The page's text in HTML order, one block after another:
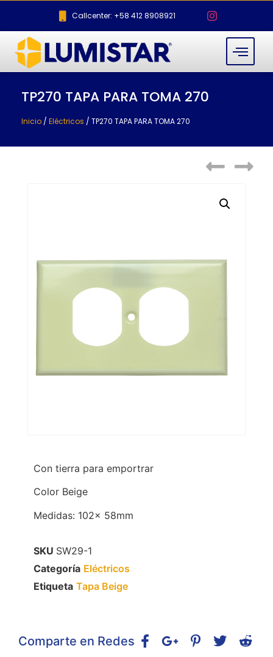
Callcenter: +58 412 8908921
TP270 TAPA PARA TOMA 270
Inicio / Eléctricos / TP270 TAPA PARA TOMA 270
Con tierra para emportrar
Color Beige
Medidas: 102x 58mm
SKU SW29-1
Categoría Eléctricos
Etiqueta Tapa Beige
Comparte en Redes